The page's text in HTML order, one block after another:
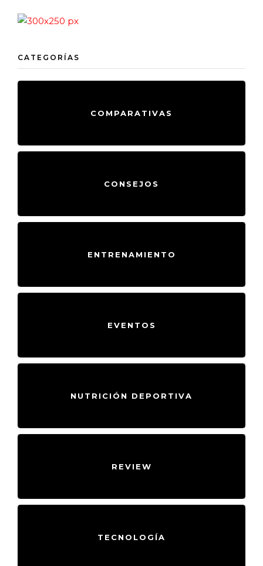
CATEGORÍAS
COMPARATIVAS
CONSEJOS
ENTRENAMIENTO
EVENTOS
NUTRICIÓN DEPORTIVA
REVIEW
TECNOLOGÍA